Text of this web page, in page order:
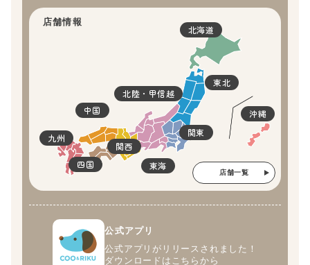
店舗情報
北海道
東北
関東
北陸・甲信越
東海
関西
四国
中国
九州
沖縄
店舗一覧
公式アプリ
公式アプリがリリースされました！
ダウンロードはこちらから